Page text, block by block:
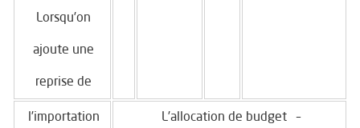
Lorsqu’on
ajoute une
reprise de
– L’allocation de budget
l’importation